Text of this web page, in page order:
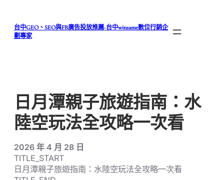
台中GEO、SEO與FB廣告投放推薦-台中winsame數位行銷企
劃專家
日月潭親子旅遊指南：水
陸空玩法全攻略一次看
2026 年 4 月 28 日
TITLE_START
日月潭親子旅遊指南：水陸空玩法全攻略一次看